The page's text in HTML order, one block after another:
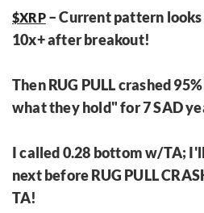
$XRP– Current pattern
10x+ after breakout!
Then RUG PULL crashed
what they hold" for 7 SAD
I called 0.28 bottom w/TA;
next before RUG PULL
TA!